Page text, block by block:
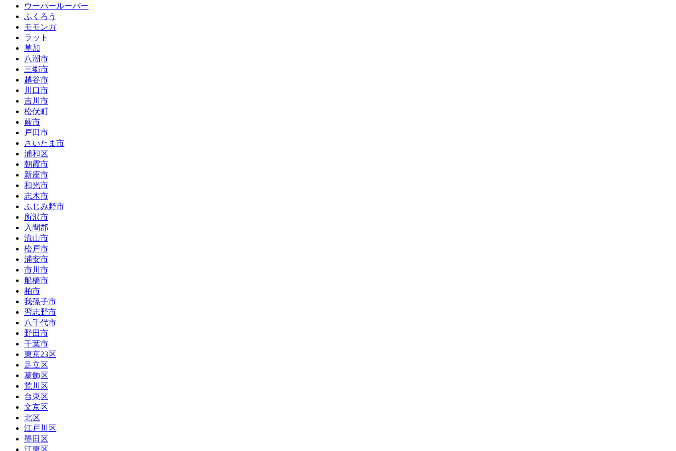
ウーパールーパー
ふくろう
モモンガ
ラット
草加
八潮市
三郷市
越谷市
川口市
吉川市
松伏町
蕨市
戸田市
さいたま市
浦和区
朝霞市
新座市
和光市
志木市
ふじみ野市
所沢市
入間郡
流山市
松戸市
浦安市
市川市
船橋市
柏市
我孫子市
習志野市
八千代市
野田市
千葉市
東京23区
足立区
葛飾区
荒川区
台東区
文京区
北区
江戸川区
墨田区
江東区